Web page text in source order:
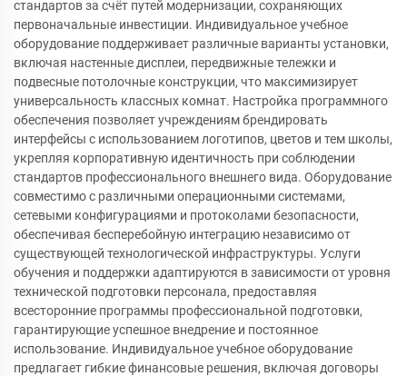
стандартов за счёт путей модернизации, сохраняющих
первоначальные инвестиции. Индивидуальное учебное
оборудование поддерживает различные варианты установки,
включая настенные дисплеи, передвижные тележки и
подвесные потолочные конструкции, что максимизирует
универсальность классных комнат. Настройка программного
обеспечения позволяет учреждениям брендировать
интерфейсы с использованием логотипов, цветов и тем школы,
укрепляя корпоративную идентичность при соблюдении
стандартов профессионального внешнего вида. Оборудование
совместимо с различными операционными системами,
сетевыми конфигурациями и протоколами безопасности,
обеспечивая бесперебойную интеграцию независимо от
существующей технологической инфраструктуры. Услуги
обучения и поддержки адаптируются в зависимости от уровня
технической подготовки персонала, предоставляя
всесторонние программы профессиональной подготовки,
гарантирующие успешное внедрение и постоянное
использование. Индивидуальное учебное оборудование
предлагает гибкие финансовые решения, включая договоры